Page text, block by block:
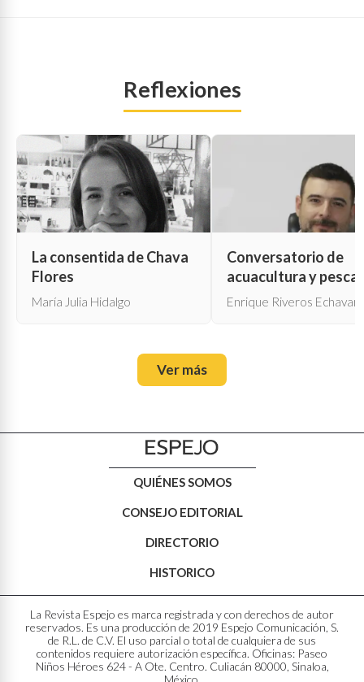
Reflexiones
La consentida de Chava
Flores
María Julia Hidalgo
Conversatorio de
acuacultura y pesca
Enrique Riveros
Ver más
QUIÉNES SOMOS
CONSEJO EDITORIAL
DIRECTORIO
HISTORICO
La Revista Espejo es marca registrada y con derechos de autor
reservados. Es una producción de 2019 Espejo Comunicación, S.
de R.L. de C.V. El uso parcial o total de cualquiera de sus
contenidos requiere autorización específica. Oficinas: Paseo
Niños Héroes 624 - A Ote. Centro. Culiacán 80000, Sinaloa,
México.